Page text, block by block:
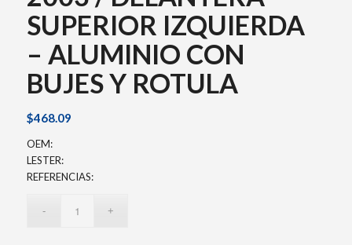
SUPERIOR IZQUIERDA
– ALUMINIO CON
BUJES Y ROTULA
$468.09
OEM:
LESTER:
REFERENCIAS: